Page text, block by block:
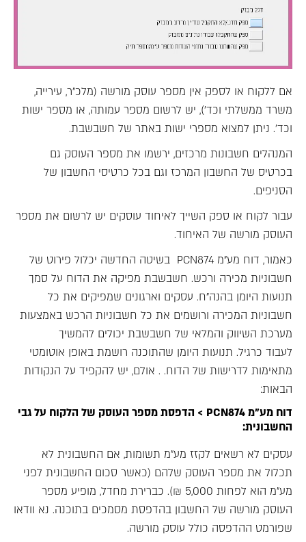
אם ללקוח או לספק אין מספר עוסק מורשה (מלכ"ר, עירייה,
משרד ממשלתי וכד'), יש לרשום מספר עמותה, או מספר ישות
וכד'. ניתן למצוא מספרי ישות באתר של חשבשבת.
המנהלים חשבונות מרכזים, ירשמו את מספר העוסק גם
בכרטיס של החשבון המרכז וגם בכל כרטיסי החשבון של
הסניפים.
עבור לקוח או ספק השייך לאיחוד עוסקים יש לרשום את מספר
העוסק מורשה של האיחוד.
כאמור, דוח מע"מ PCN874 בשיטה החדשה יכלול פירוט של
חשבוניות מכירה ורכש. חשבשבת מפיקה את הדוח על סמך
תנועות היומן בהנה"ח. עסקים וארגונים שמפיקים את כל
חשבוניות המכירה ורושמים את כל חשבוניות הרכש באמצעות
מערכת השיווק והמלאי של חשבשבת יכולים להמשיך
לעבוד כרגיל. תנועות היומן שהתוכנה רושמת באופן אוטומטי
מתאימות לדרישות של הדוח. . אולם, יש להקפיד על הנקודות
הבאות:
דוח מע"מ PCN874 > הדפסת מספר העוסק של הלקוח על גבי
החשבונית:
עסקים לא רשאים לקזז מע"מ תשומות, אם החשבונית לא
תכלול את מספר העוסק שלהם (כאשר סכום החשבונית לפני
מע"מ הוא לפחות 5,000 ₪). כברירת מחדל, מופיע מספר
העוסק מורשה של החשבון בהדפסת מסמכים בתוכנה. נא וודאו
שפורמט ההדפסה כולל עוסק מורשה.